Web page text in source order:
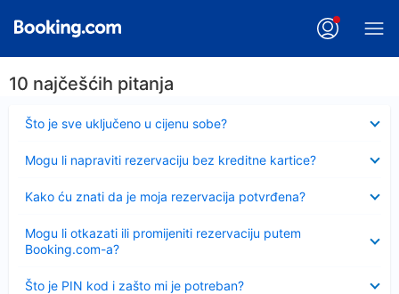
10 najčešćih pitanja
Što je sve uključeno u cijenu sobe?
Sažeto
Mogu li napraviti rezervaciju bez kreditne kartice?
Kako ću znati da je moja rezervacija potvrđena?
Mogu li otkazati ili promijeniti rezervaciju putem
Booking.com-a?
Što je PIN kod i zašto mi je potreban?
Sažeto